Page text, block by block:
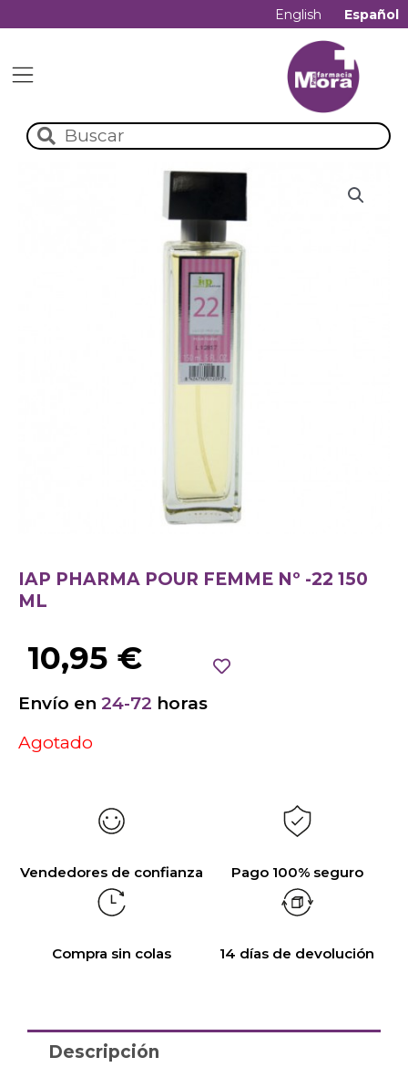
English Español
IAP PHARMA POUR FEMME Nº -22 150
ML
10,95 €
Envío en 24-72 horas
Agotado
Vendedores de confianza Pago 100% seguro
Compra sin colas 14 días de devolución
Descripción